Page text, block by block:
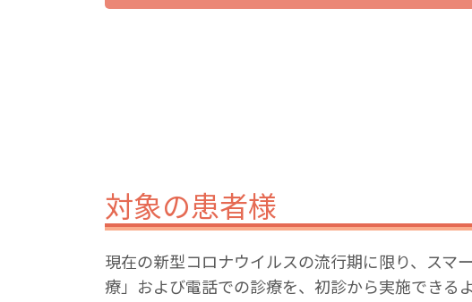
対象の患者様
現在の新型コロナウイルスの流行期に限り、スマ
療」および電話での診療を、初診から実施できる